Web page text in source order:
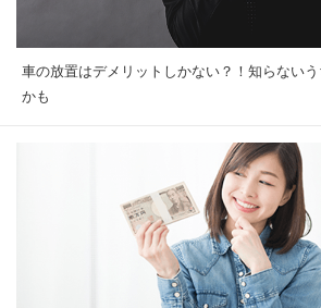
車の放置はデメリットしかない？！知らない
かも